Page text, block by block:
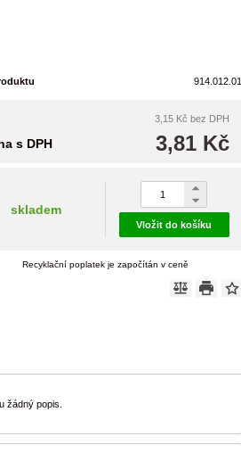
914.012.01
3,15 Kč bez DPH
3,81 Kč
s DPH
skladem
Vložit do košíku
Recyklační poplatek je započítán v ceně
žádný popis.